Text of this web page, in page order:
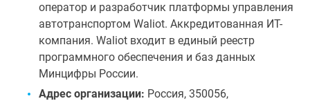
оператор и разработчик платформы управления
автотранспортом Waliot. Аккредитованная ИТ-
компания. Waliot входит в единый реестр
программного обеспечения и баз данных
Минцифры России.
Адрес организации: Россия, 350056,